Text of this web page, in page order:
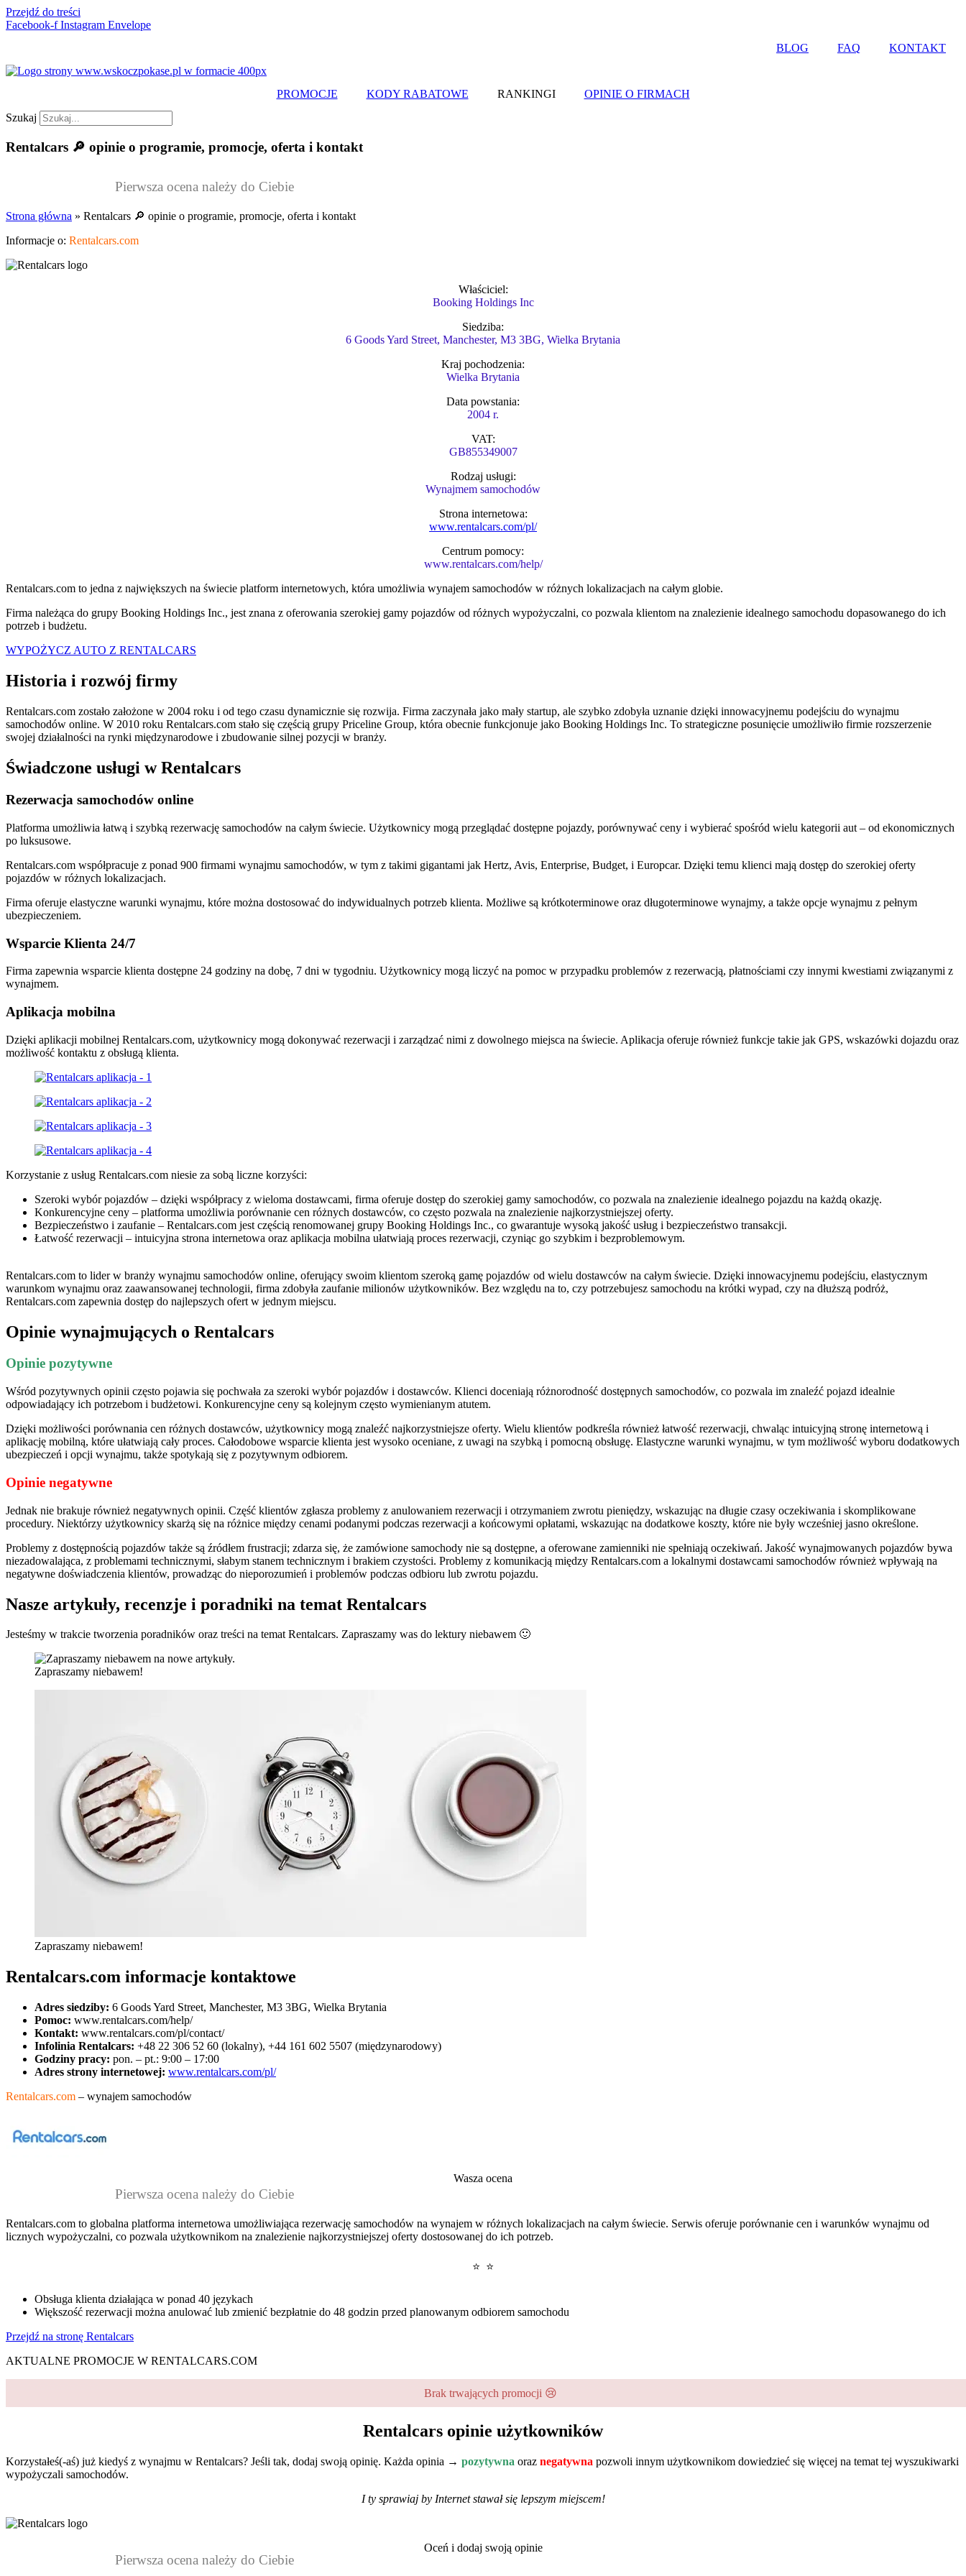
Przejdź do treści
Facebook-f Instagram Envelope
BLOG
FAQ KONTAKT
PROMOCJE KODY RABATOWE RANKINGI
OPINIE O FIRMACH
Szukaj
Rentalcars 🔎 opinie o programie, promocje, oferta i kontakt
Pierwsza ocena należy do Ciebie
Strona główna » Rentalcars 🔎 opinie o programie, promocje, oferta i kontakt
Informacje o: Rentalcars.com
Właściciel:
Booking Holdings Inc
Siedziba:
6 Goods Yard Street, Manchester, M3 3BG, Wielka Brytania
Kraj pochodzenia:
Wielka Brytania
Data powstania:
2004 r.
VAT:
GB855349007
Rodzaj usługi:
Wynajmem samochodów
Strona internetowa:
www.rentalcars.com/pl/
Centrum pomocy:
www.rentalcars.com/help/
Rentalcars.com to jedna z największych na świecie platform internetowych, która umożliwia wynajem samochodów w różnych lokalizacjach na całym globie.
Firma należąca do grupy Booking Holdings Inc., jest znana z oferowania szerokiej gamy pojazdów od różnych wypożyczalni, co pozwala klientom na znalezienie idealnego samochodu dopasowanego do ich
potrzeb i budżetu.
WYPOŻYCZ AUTO Z RENTALCARS
Historia i rozwój firmy
Rentalcars.com zostało założone w 2004 roku i od tego czasu dynamicznie się rozwija. Firma zaczynała jako mały startup, ale szybko zdobyła uznanie dzięki innowacyjnemu podejściu do wynajmu
samochodów online. W 2010 roku Rentalcars.com stało się częścią grupy Priceline Group, która obecnie funkcjonuje jako Booking Holdings Inc. To strategiczne posunięcie umożliwiło firmie rozszerzenie
swojej działalności na rynki międzynarodowe i zbudowanie silnej pozycji w branży.
Świadczone usługi w Rentalcars
Rezerwacja samochodów online
Platforma umożliwia łatwą i szybką rezerwację samochodów na całym świecie. Użytkownicy mogą przeglądać dostępne pojazdy, porównywać ceny i wybierać spośród wielu kategorii aut – od ekonomicznych
po luksusowe.
Rentalcars.com współpracuje z ponad 900 firmami wynajmu samochodów, w tym z takimi gigantami jak Hertz, Avis, Enterprise, Budget, i Europcar. Dzięki temu klienci mają dostęp do szerokiej oferty
pojazdów w różnych lokalizacjach.
Firma oferuje elastyczne warunki wynajmu, które można dostosować do indywidualnych potrzeb klienta. Możliwe są krótkoterminowe oraz długoterminowe wynajmy, a także opcje wynajmu z pełnym
ubezpieczeniem.
Wsparcie Klienta 24/7
Firma zapewnia wsparcie klienta dostępne 24 godziny na dobę, 7 dni w tygodniu. Użytkownicy mogą liczyć na pomoc w przypadku problemów z rezerwacją, płatnościami czy innymi kwestiami związanymi z
wynajmem.
Aplikacja mobilna
Dzięki aplikacji mobilnej Rentalcars.com, użytkownicy mogą dokonywać rezerwacji i zarządzać nimi z dowolnego miejsca na świecie. Aplikacja oferuje również funkcje takie jak GPS, wskazówki dojazdu oraz
możliwość kontaktu z obsługą klienta.
Korzystanie z usług Rentalcars.com niesie za sobą liczne korzyści:
Szeroki wybór pojazdów – dzięki współpracy z wieloma dostawcami, firma oferuje dostęp do szerokiej gamy samochodów, co pozwala na znalezienie idealnego pojazdu na każdą okazję.
Konkurencyjne ceny – platforma umożliwia porównanie cen różnych dostawców, co często pozwala na znalezienie najkorzystniejszej oferty.
Bezpieczeństwo i zaufanie – Rentalcars.com jest częścią renomowanej grupy Booking Holdings Inc., co gwarantuje wysoką jakość usług i bezpieczeństwo transakcji.
Łatwość rezerwacji – intuicyjna strona internetowa oraz aplikacja mobilna ułatwiają proces rezerwacji, czyniąc go szybkim i bezproblemowym.
Rentalcars.com to lider w branży wynajmu samochodów online, oferujący swoim klientom szeroką gamę pojazdów od wielu dostawców na całym świecie. Dzięki innowacyjnemu podejściu, elastycznym
warunkom wynajmu oraz zaawansowanej technologii, firma zdobyła zaufanie milionów użytkowników. Bez względu na to, czy potrzebujesz samochodu na krótki wypad, czy na dłuższą podróż,
Rentalcars.com zapewnia dostęp do najlepszych ofert w jednym miejscu.
Opinie wynajmujących o Rentalcars
Opinie pozytywne
Wśród pozytywnych opinii często pojawia się pochwała za szeroki wybór pojazdów i dostawców. Klienci doceniają różnorodność dostępnych samochodów, co pozwala im znaleźć pojazd idealnie
odpowiadający ich potrzebom i budżetowi. Konkurencyjne ceny są kolejnym często wymienianym atutem.
Dzięki możliwości porównania cen różnych dostawców, użytkownicy mogą znaleźć najkorzystniejsze oferty. Wielu klientów podkreśla również łatwość rezerwacji, chwaląc intuicyjną stronę internetową i
aplikację mobilną, które ułatwiają cały proces. Całodobowe wsparcie klienta jest wysoko oceniane, z uwagi na szybką i pomocną obsługę. Elastyczne warunki wynajmu, w tym możliwość wyboru dodatkowych
ubezpieczeń i opcji wynajmu, także spotykają się z pozytywnym odbiorem.
Opinie negatywne
Jednak nie brakuje również negatywnych opinii. Część klientów zgłasza problemy z anulowaniem rezerwacji i otrzymaniem zwrotu pieniędzy, wskazując na długie czasy oczekiwania i skomplikowane
procedury. Niektórzy użytkownicy skarżą się na różnice między cenami podanymi podczas rezerwacji a końcowymi opłatami, wskazując na dodatkowe koszty, które nie były wcześniej jasno określone.
Problemy z dostępnością pojazdów także są źródłem frustracji; zdarza się, że zamówione samochody nie są dostępne, a oferowane zamienniki nie spełniają oczekiwań. Jakość wynajmowanych pojazdów bywa
niezadowalająca, z problemami technicznymi, słabym stanem technicznym i brakiem czystości. Problemy z komunikacją między Rentalcars.com a lokalnymi dostawcami samochodów również wpływają na
negatywne doświadczenia klientów, prowadząc do nieporozumień i problemów podczas odbioru lub zwrotu pojazdu.
Nasze artykuły, recenzje i poradniki na temat Rentalcars
Jesteśmy w trakcie tworzenia poradników oraz treści na temat Rentalcars. Zapraszamy was do lektury niebawem 🙂
Zapraszamy niebawem!
Zapraszamy niebawem!
Rentalcars.com informacje kontaktowe
Adres siedziby: 6 Goods Yard Street, Manchester, M3 3BG, Wielka Brytania
Pomoc: www.rentalcars.com/help/
Kontakt: www.rentalcars.com/pl/contact/
Infolinia Rentalcars: +48 22 306 52 60 (lokalny), +44 161 602 5507 (międzynarodowy)
Godziny pracy: pon. – pt.: 9:00 – 17:00
Adres strony internetowej: www.rentalcars.com/pl/
Rentalcars.com – wynajem samochodów
Wasza ocena
Pierwsza ocena należy do Ciebie
Rentalcars.com to globalna platforma internetowa umożliwiająca rezerwację samochodów na wynajem w różnych lokalizacjach na całym świecie. Serwis oferuje porównanie cen i warunków wynajmu od
licznych wypożyczalni, co pozwala użytkownikom na znalezienie najkorzystniejszej oferty dostosowanej do ich potrzeb.
⭐ ⭐
Obsługa klienta działająca w ponad 40 językach
Większość rezerwacji można anulować lub zmienić bezpłatnie do 48 godzin przed planowanym odbiorem samochodu
Przejdź na stronę Rentalcars
AKTUALNE PROMOCJE W RENTALCARS.COM
Brak trwających promocji 😢
Rentalcars opinie użytkowników
Korzystałeś(-aś) już kiedyś z wynajmu w Rentalcars? Jeśli tak, dodaj swoją opinię. Każda opinia → pozytywna oraz negatywna pozwoli innym użytkownikom dowiedzieć się więcej na temat tej wyszukiwarki
wypożyczali samochodów.
I ty sprawiaj by Internet stawał się lepszym miejscem!
Oceń i dodaj swoją opinie
Pierwsza ocena należy do Ciebie